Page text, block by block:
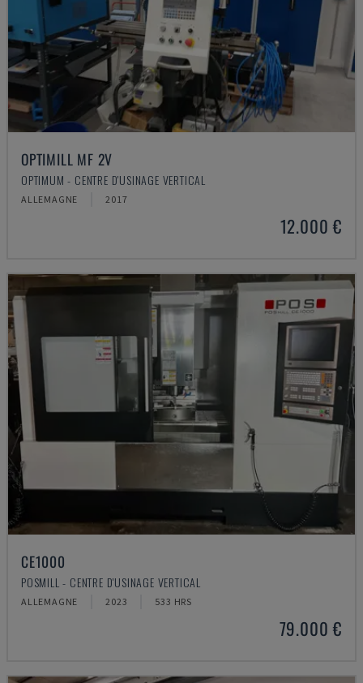
OPTIMILL MF 2V
OPTIMUM - CENTRE D'USINAGE VERTICAL
ALLEMAGNE 2017
12.000 €
CE1000
POSMILL - CENTRE D'USINAGE VERTICAL
ALLEMAGNE 2023 533 HRS
79.000 €